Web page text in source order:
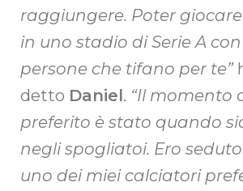
raggiungere. Poter
in uno stadio di Serie A
persone che tifano per te”
detto Daniel. “Il momento
preferito è stato quando
negli spogliatoi. Ero
uno dei miei calciatori